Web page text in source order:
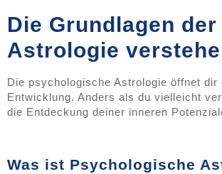
Die Grundlagen
Astrologie
Die psychologische Astrologie öffnet
Entwicklung. Anders als du vielleicht
die Entdeckung deiner inneren
Was ist Psychologische